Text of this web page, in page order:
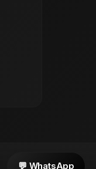
💬 WhatsApp